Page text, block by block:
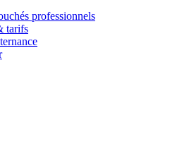
professionnels
tarifs